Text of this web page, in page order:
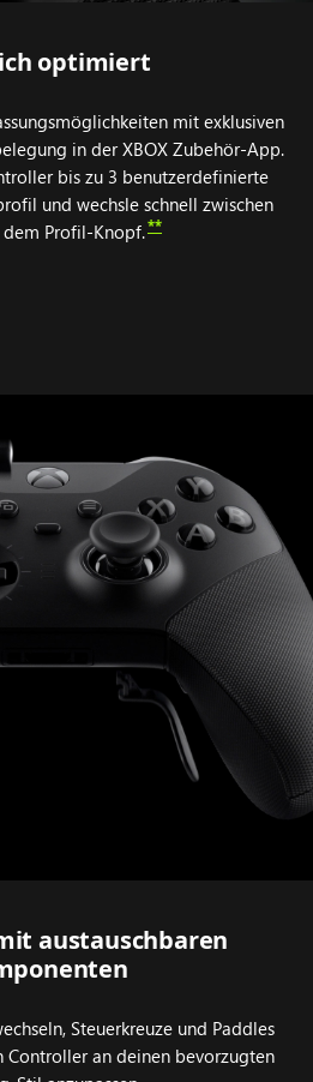
optimiert
mit exklusiven
in der XBOX Zubehör-App.
bis zu 3 benutzerdefinierte
und wechsle schnell zwischen
Profil-Knopf.**
austauschbaren
Steuerkreuze und Paddles
Controller an deinen bevorzugten